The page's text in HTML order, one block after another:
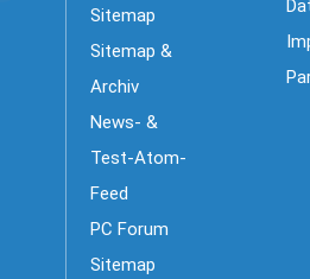
Sitemap
Sitemap &
Archiv
News- &
Test-Atom-
Feed
PC Forum
Sitemap